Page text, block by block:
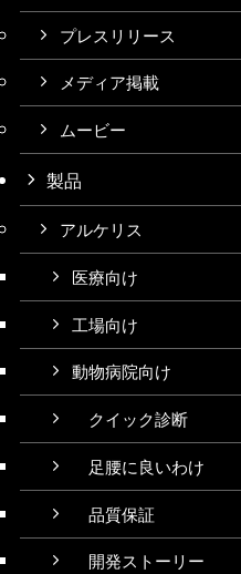
プレスリリース
メディア掲載
ムービー
製品
アルケリス
医療向け
工場向け
動物病院向け
クイック診断
足腰に良いわけ
品質保証
開発ストーリー